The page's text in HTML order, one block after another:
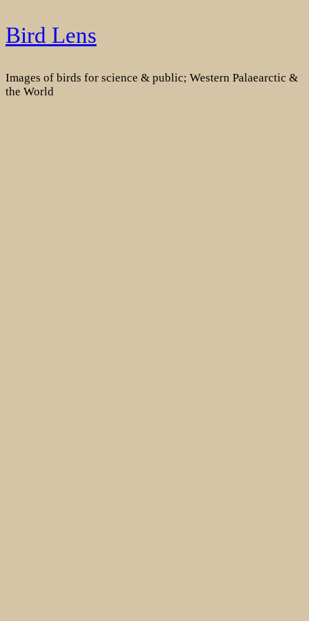
Skip
to
Bird Lens
Images of birds for science & public; Western Palaearctic &
the World